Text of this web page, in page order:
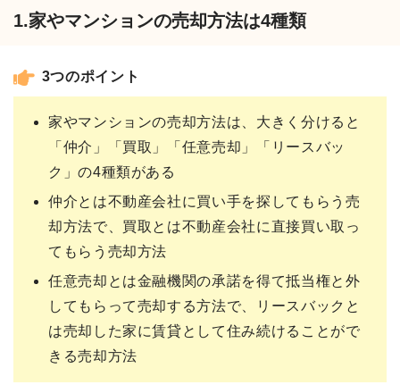
1.家やマンションの売却方法は4種類
3つのポイント
家やマンションの売却方法は、大きく分けると
「仲介」「買取」「任意売却」「リースバッ
ク」の4種類がある
仲介とは不動産会社に買い手を探してもらう売
却方法で、買取とは不動産会社に直接買い取っ
てもらう売却方法
任意売却とは金融機関の承諾を得て抵当権と外
してもらって売却する方法で、リースバックと
は売却した家に賃貸として住み続けることがで
きる売却方法